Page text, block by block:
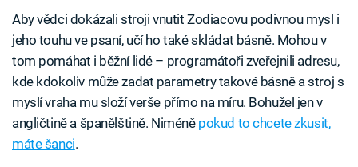
Aby vědci dokázali stroji vnutit Zodiacovu podivnou mysl i
jeho touhu ve psaní, učí ho také skládat básně. Mohou v
tom pomáhat i běžní lidé – programátoři zveřejnili adresu,
kde kdokoliv může zadat parametry takové básně a stroj s
myslí vraha mu složí verše přímo na míru. Bohužel jen v
angličtině a španělštině. Niméně pokud to chcete zkusit,
máte šanci.